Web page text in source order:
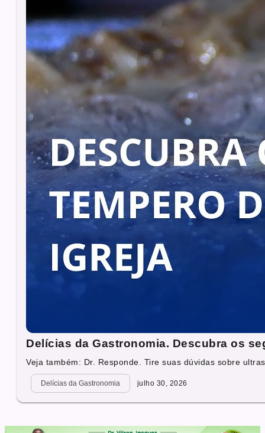
Delícias da Gastronomia. Descubra os
Veja também: Dr. Responde. Tire suas dúvidas sobre
Delícias da Gastronomia julho 30, 2026